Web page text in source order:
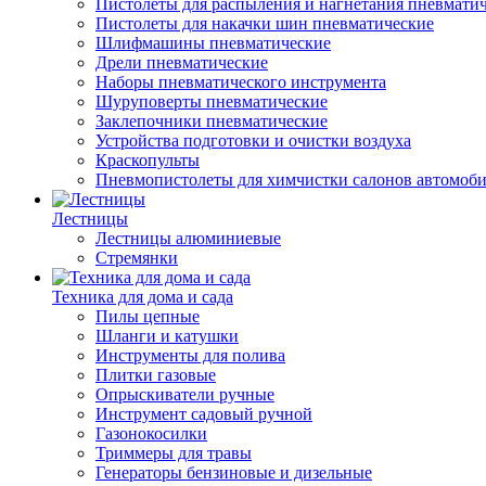
Пистолеты для распыления и нагнетания
Пистолеты для накачки шин пневматические
Шлифмашины пневматические
Дрели пневматические
Наборы пневматического инструмента
Шуруповерты пневматические
Заклепочники пневматические
Устройства подготовки и очистки воздуха
Краскопульты
Пневмопистолеты для химчистки салонов
Лестницы
Лестницы алюминиевые
Стремянки
Техника для дома и сада
Пилы цепные
Шланги и катушки
Инструменты для полива
Плитки газовые
Опрыскиватели ручные
Инструмент садовый ручной
Газонокосилки
Триммеры для травы
Генераторы бензиновые и дизельные